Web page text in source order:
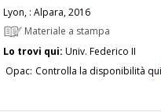
Lyon, : Alpara, 2016
Materiale a stampa
Lo trovi qui: Univ. Federico II
Opac: Controlla la disponibilità qui